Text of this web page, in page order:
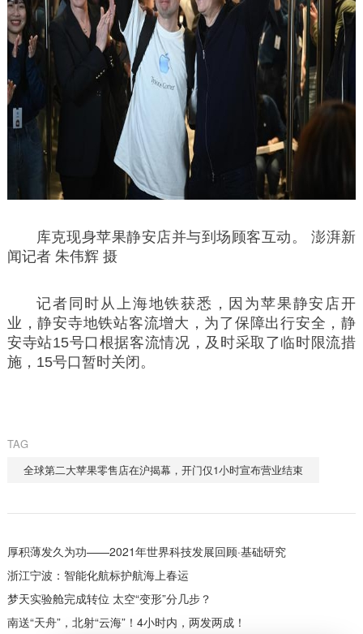
库克现身苹果静安店并与到场顾客互动。 澎湃新
闻记者 朱伟辉 摄
记者同时从上海地铁获悉，因为苹果静安店开
业，静安寺地铁站客流增大，为了保障出行安全，静
安寺站15号口根据客流情况，及时采取了临时限流措
施，15号口暂时关闭。
TAG
全球第二大苹果零售店在沪揭幕，开门仅1小时宣布营业结束
厚积薄发久为功——2021年世界科技发展回顾·基础研究
浙江宁波：智能化航标护航海上春运
梦天实验舱完成转位 太空“变形”分几步？
南送“天舟”，北射“云海”！4小时内，两发两成！